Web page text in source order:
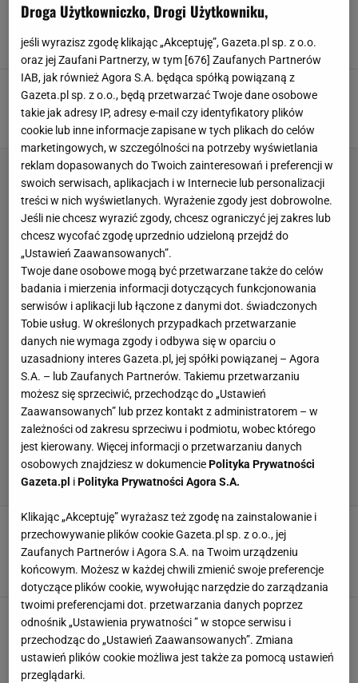
Pajączkowska skazana za pomówienie
Adamczyka. Tak odniosła się do sprawy
redakcja Plotek.pl,8 MAJA 2026, 17:41
Bolesne wyznanie Pajączkowskiej o przemocy
w związku. "Złapał mnie za głowę..."
Julia Mistarz,23 KWIETNIA 2026, 08:19
Szokujące sceny w "Królowej przetrwania" z
udziałem Pajączkowskiej i Małej Ani. "Nie duś
mnie!"
Dawid Rodak, 22 KWIETNIA 2026, 18:48
Emocjonalne wyznanie Pajączkowskiej o
związkach. "Dla wielu facetów byłam po prostu
trofeum"
16 KWIETNIA 2026, 11:13
Droga Użytkowniczko, Drogi Użytkowniku,
jeśli wyrazisz zgodę klikając „Akceptuję”, Gazeta.pl sp. z o.o.
oraz jej Zaufani Partnerzy, w tym [676] Zaufanych Partnerów
IAB, jak również Agora S.A. będąca spółką powiązaną z
Gazeta.pl sp. z o.o., będą przetwarzać Twoje dane osobowe
takie jak adresy IP, adresy e-mail czy identyfikatory plików
cookie lub inne informacje zapisane w tych plikach do celów
marketingowych, w szczególności na potrzeby wyświetlania
reklam dopasowanych do Twoich zainteresowań i preferencji w
swoich serwisach, aplikacjach i w Internecie lub personalizacji
treści w nich wyświetlanych. Wyrażenie zgody jest dobrowolne.
Jeśli nie chcesz wyrazić zgody, chcesz ograniczyć jej zakres lub
chcesz wycofać zgodę uprzednio udzieloną przejdź do
„Ustawień Zaawansowanych”.
Twoje dane osobowe mogą być przetwarzane także do celów
badania i mierzenia informacji dotyczących funkcjonowania
serwisów i aplikacji lub łączone z danymi dot. świadczonych
Tobie usług. W określonych przypadkach przetwarzanie
danych nie wymaga zgody i odbywa się w oparciu o
uzasadniony interes Gazeta.pl, jej spółki powiązanej – Agora
S.A. – lub Zaufanych Partnerów. Takiemu przetwarzaniu
możesz się sprzeciwić, przechodząc do „Ustawień
Zaawansowanych” lub przez kontakt z administratorem – w
zależności od zakresu sprzeciwu i podmiotu, wobec którego
jest kierowany. Więcej informacji o przetwarzaniu danych
osobowych znajdziesz w dokumenciePolityka Prywatności
Gazeta.pl iPolityka Prywatności Agora S.A.
Klikając „Akceptuję” wyrażasz też zgodę na zainstalowanie i
przechowywanie plików cookie Gazeta.pl sp. z o.o., jej
Zaufanych Partnerów i Agora S.A. na Twoim urządzeniu
końcowym. Możesz w każdej chwili zmienić swoje preferencje
dotyczące plików cookie, wywołując narzędzie do zarządzania
twoimi preferencjami dot. przetwarzania danych poprzez
odnośnik „Ustawienia prywatności ” w stopce serwisu i
przechodząc do „Ustawień Zaawansowanych”. Zmiana
ustawień plików cookie możliwa jest także za pomocą ustawień
przeglądarki.